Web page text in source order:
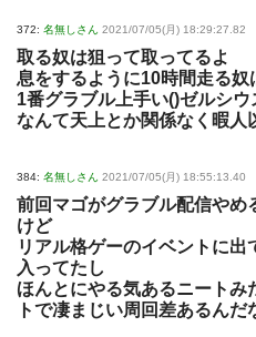
372: 名無しさん 2021/07/05(月) 18:29:27.82
取る奴は狙って取ってるよ
息をするように10時間走る奴
1番グラブル上手い()ゼルシ
なんて天上とか関係なく暇人
384: 名無しさん 2021/07/05(月) 18:55:13.40
前回マゴがグラブル配信やめ
けど
リアル格ゲーのイベントに
入ってたし
ほんとにやる気あるニート
トで凄まじい周回差あるんだ